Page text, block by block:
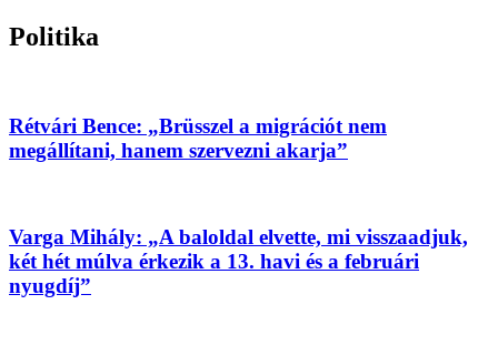
Politika
Rétvári Bence: „Brüsszel a migrációt nem
megállítani, hanem szervezni akarja”
Varga Mihály: „A baloldal elvette, mi visszaadjuk,
két hét múlva érkezik a 13. havi és a februári
nyugdíj”